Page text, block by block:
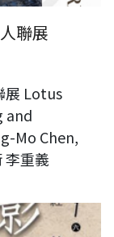
聯展
展 Lotus
and
Mo Chen,
李重義